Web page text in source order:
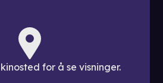
for å se visninger.